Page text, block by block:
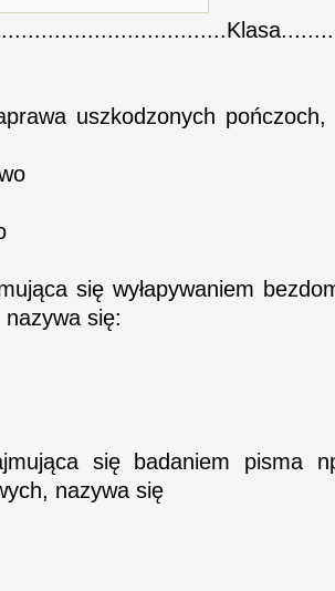
uszkodzonych
się wyłapywaniem
się:
się badaniem pisma
nazywa się